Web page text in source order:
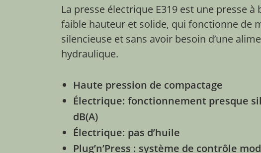
La presse électrique E319 est une presse à
faible hauteur et solide, qui fonctionne de
silencieuse et sans avoir besoin d’une
hydraulique.
Haute pression de compactage
Électrique: fonctionnement presque
dB(A)
Électrique: pas d’huile
Plug’n’Press : système de contrôle